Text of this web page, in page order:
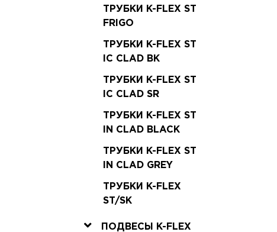
ТРУБКИ K-FLEX ST
FRIGO
ТРУБКИ K-FLEX ST
IC CLAD BK
ТРУБКИ K-FLEX ST
IC CLAD SR
ТРУБКИ K-FLEX ST
IN CLAD BLACK
ТРУБКИ K-FLEX ST
IN CLAD GREY
ТРУБКИ K-FLEX
ST/SK
ПОДВЕСЫ K-FLEX